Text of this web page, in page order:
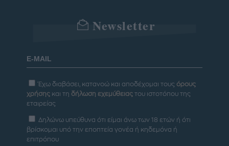
Newsletter
Έχω διαβάσει, κατανοώ και αποδέχομαι τους όρους
χρήσης και τη δήλωση εχεμύθειας του ιστοτόπου της
εταιρείας
Δηλώνω υπεύθυνα ότι είμαι άνω των 18 ετών ή ότι
βρίσκομαι υπό την εποπτεία γονέα ή κηδεμόνα ή
επιτρόπου